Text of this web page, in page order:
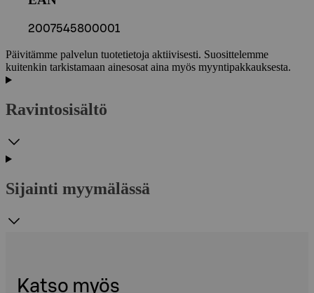
2007545800001
Päivitämme palvelun tuotetietoja aktiivisesti. Suosittelemme
kuitenkin tarkistamaan ainesosat aina myös myyntipakkauksesta.
Ravintosisältö
Sijainti myymälässä
Katso myös